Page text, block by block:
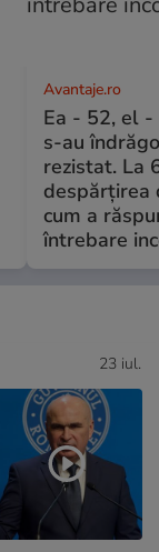
Avantaje.ro
Ea - 52, el -
s-au
rezistat. La
despărțirea
cum a
întrebare
23 iul.